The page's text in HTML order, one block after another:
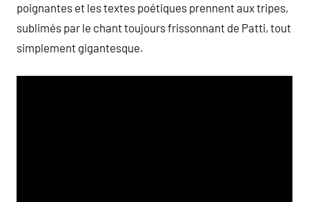
poignantes et les textes poétiques prennent aux tripes,
sublimés par le chant toujours frissonnant de Patti, tout
simplement gigantesque.